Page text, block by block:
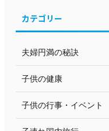
カテゴリー
夫婦円満の秘訣
子供の健康
子供の行事・イベント